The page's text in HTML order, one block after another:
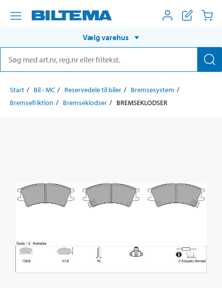
Vælg varehus
Start Bil - MC Reservedele til biler
Bremsesystem
Bremsefriktion
Bremseklodser BREMSEKLODSER